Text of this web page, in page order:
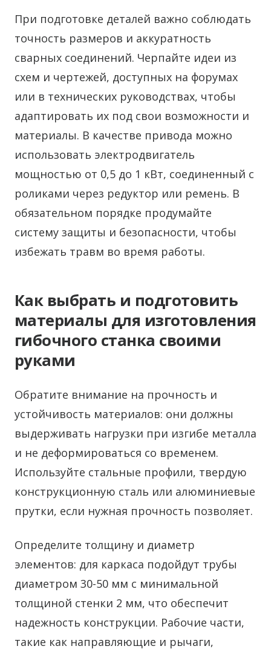
При подготовке деталей важно соблюдать
точность размеров и аккуратность
сварных соединений. Черпайте идеи из
схем и чертежей, доступных на форумах
или в технических руководствах, чтобы
адаптировать их под свои возможности и
материалы. В качестве привода можно
использовать электродвигатель
мощностью от 0,5 до 1 кВт, соединенный с
роликами через редуктор или ремень. В
обязательном порядке продумайте
систему защиты и безопасности, чтобы
избежать травм во время работы.
Как выбрать и подготовить
материалы для изготовления
гибочного станка своими
руками
Обратите внимание на прочность и
устойчивость материалов: они должны
выдерживать нагрузки при изгибе металла
и не деформироваться со временем.
Используйте стальные профили, твердую
конструкционную сталь или алюминиевые
прутки, если нужная прочность позволяет.
Определите толщину и диаметр
элементов: для каркаса подойдут трубы
диаметром 30-50 мм с минимальной
толщиной стенки 2 мм, что обеспечит
надежность конструкции. Рабочие части,
такие как направляющие и рычаги,